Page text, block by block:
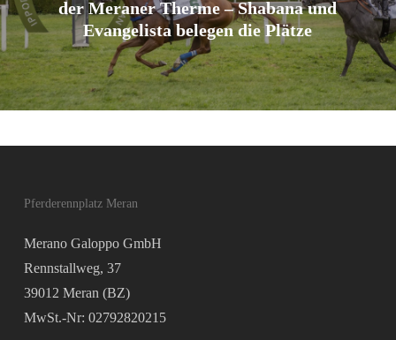
der Meraner Therme – Shabana und
Evangelista belegen die Plätze
Pferderennplatz Meran
Merano Galoppo GmbH
Rennstallweg, 37
39012 Meran (BZ)
MwSt.-Nr: 02792820215